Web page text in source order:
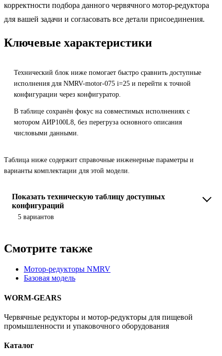
корректности подбора данного червячного мотор-редуктора
для вашей задачи и согласовать все детали присоединения.
Ключевые характеристики
Технический блок ниже помогает быстро сравнить доступные
исполнения для NMRV-motor-075 i=25 и перейти к точной
конфигурации через конфигуратор.
В таблице сохранён фокус на совместимых исполнениях с
мотором АИР100L8, без перегруза основного описания
числовыми данными.
Таблица ниже содержит справочные инженерные параметры и
варианты комплектации для этой модели.
Показать техническую таблицу доступных
конфигураций
5 вариантов
Смотрите также
Мотор-редукторы NMRV
Базовая модель
WORM-GEARS
Червячные редукторы и мотор-редукторы для пищевой
промышленности и упаковочного оборудования
Каталог